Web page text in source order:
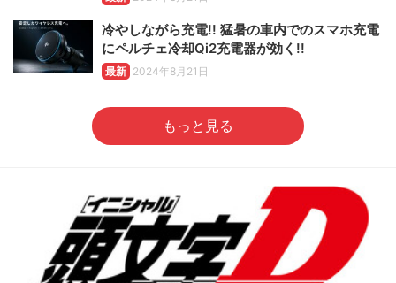
冷やしながら充電!! 猛暑の車内でのスマホ充電
にペルチェ冷却Qi2充電器が効く!!
最新 2024年8月21日
もっと見る